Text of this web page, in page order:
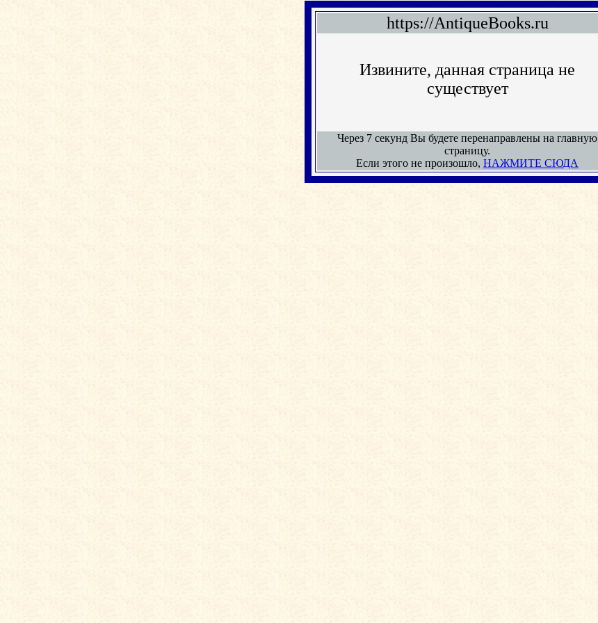
https://AntiqueBooks.ru
Извините, данная страница не
существует
Через 7 секунд Вы будете перенаправлены на главную
страницу.
Если этого не произошло, НАЖМИТЕ СЮДА